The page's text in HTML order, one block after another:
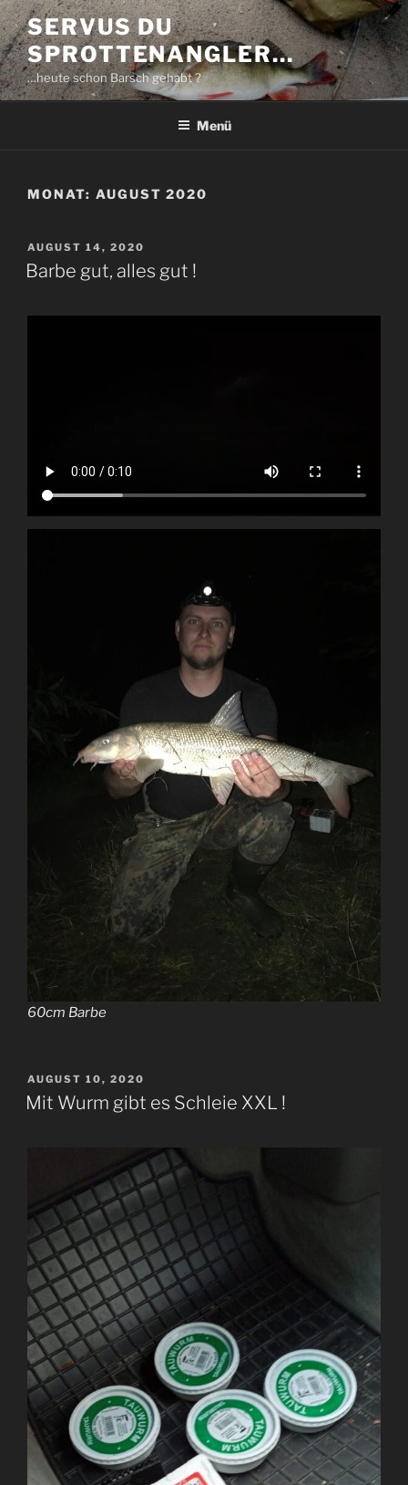
Zum
Inhalt
springen
SERVUS DU
SPROTTENANGLER…
…heute schon Barsch gehabt ?
Menü
MONAT: AUGUST 2020
VERÖFFENTLICHT
AM
AUGUST 14, 2020
Barbe gut, alles gut !
60cm Barbe
VERÖFFENTLICHT
AM
AUGUST 10, 2020
Mit Wurm gibt es Schleie XXL !